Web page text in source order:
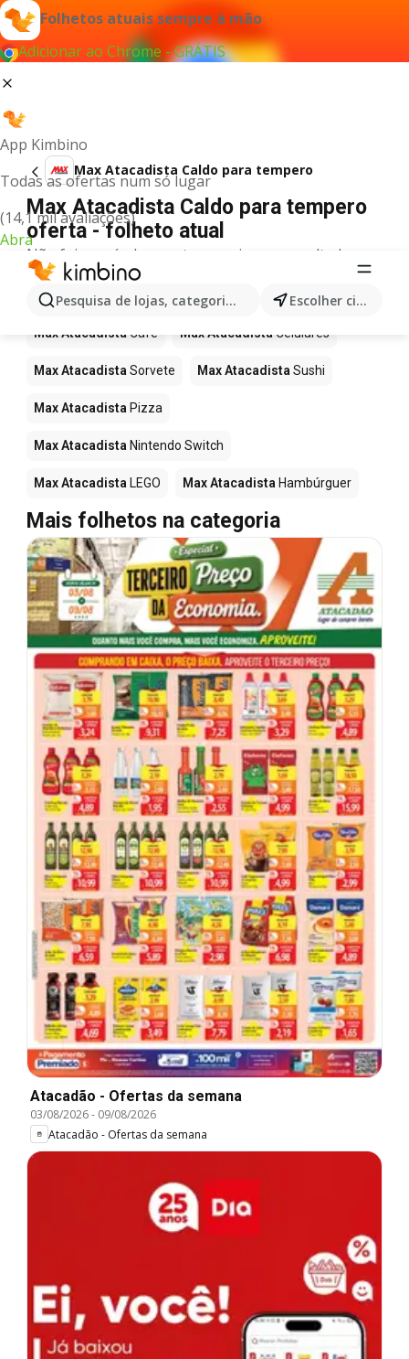
Folhetos atuais sempre à mão
Adicionar ao Chrome - GRÁTIS
App Kimbino
Todas as ofertas num só lugar
(14,1 mil avaliações)
Abra
Pesquisa de lojas, categorias,produtos... Escolher cidade
Max Atacadista Caldo para tempero
Max Atacadista Caldo para tempero
oferta - folheto atual
Não foi possível encontrar quaisquer resultados
para este termo.
Mais produtos em Max Atacadista
Max Atacadista Café Max Atacadista Celulares
Max Atacadista Sorvete Max Atacadista Sushi
Max Atacadista Pizza
Max Atacadista Nintendo Switch
Max Atacadista LEGO Max Atacadista Hambúrguer
Mais folhetos na categoria
Atacadão - Ofertas da semana
03/08/2026- 09/08/2026
Atacadão - Ofertas da semana